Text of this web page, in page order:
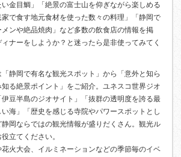
金目鯛」「絶景の富士山を仰ぎながら楽しめる
で食す地元食材を使った数々の料理」「静岡で
ンや絶品焼肉」など多数の飲食店の情報を掲
ナーをしようか？と迷ったら是非使ってみてく
静岡で有名な観光スポット」から「意外と知ら
る絶景ポイント」をご紹介。ユネスコ世界ジオ
豆半島のジオサイト」「抜群の透明度を誇る最
海」「歴史を感じる寺院やパワースポットとし
岡ならではの観光情報が盛りだくさん。観光ル
立てください。
火大会、イルミネーションなどの季節毎のイベ